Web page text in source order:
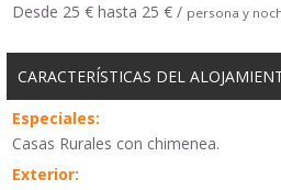
Desde 25 € hasta 25 € / persona y
CARACTERÍSTICAS DEL
Especiales:
Casas Rurales con chimenea.
Exterior: